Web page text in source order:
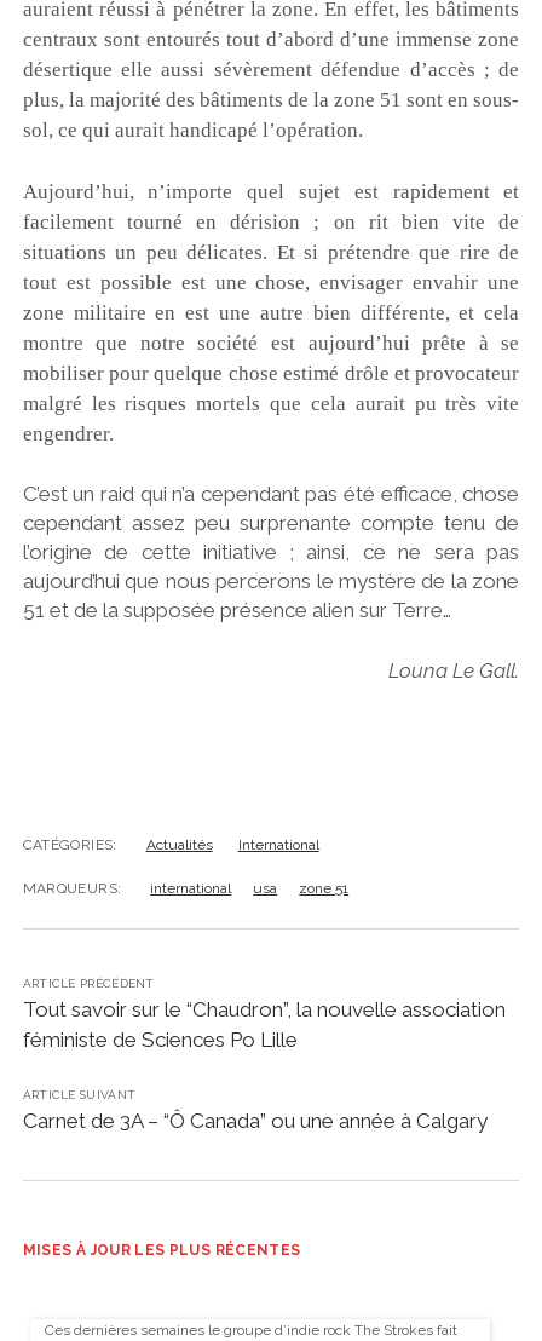
auraient réussi à pénétrer la zone. En effet, les bâtiments
centraux sont entourés tout d’abord d’une immense zone
désertique elle aussi sévèrement défendue d’accès ; de
plus, la majorité des bâtiments de la zone 51 sont en sous-
sol, ce qui aurait handicapé l’opération.
Aujourd’hui, n’importe quel sujet est rapidement et
facilement tourné en dérision ; on rit bien vite de
situations un peu délicates. Et si prétendre que rire de
tout est possible est une chose, envisager envahir une
zone militaire en est une autre bien différente, et cela
montre que notre société est aujourd’hui prête à se
mobiliser pour quelque chose estimé drôle et provocateur
malgré les risques mortels que cela aurait pu très vite
engendrer.
C’est un raid qui n’a cependant pas été efficace, chose
cependant assez peu surprenante compte tenu de
l’origine de cette initiative ; ainsi, ce ne sera pas
aujourd’hui que nous percerons le mystère de la zone
51 et de la supposée présence alien sur Terre…
Louna Le Gall.
CATÉGORIES: Actualités International
MARQUEURS: international usa zone 51
ARTICLE PRÉCÉDENT
Tout savoir sur le “Chaudron”, la nouvelle association
féministe de Sciences Po Lille
ARTICLE SUIVANT
Carnet de 3A – “Ô Canada” ou une année à Calgary
MISES À JOUR LES PLUS RÉCENTES
Ces dernières semaines le groupe d’indie rock The Strokes fait